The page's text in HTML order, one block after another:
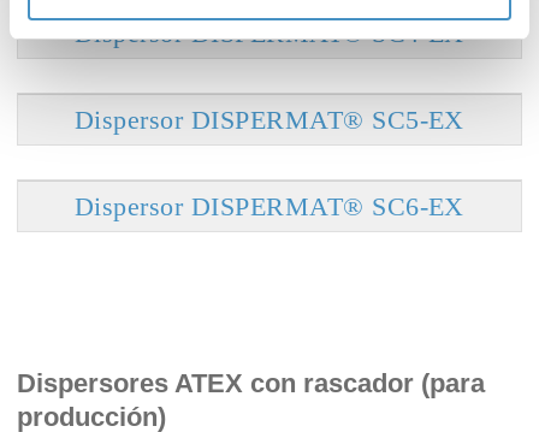
Dispersor DISPERMAT® SC4-EX
Dispersor DISPERMAT® SC5-EX
Dispersor DISPERMAT® SC6-EX
Dispersores ATEX con rascador (para
producción)